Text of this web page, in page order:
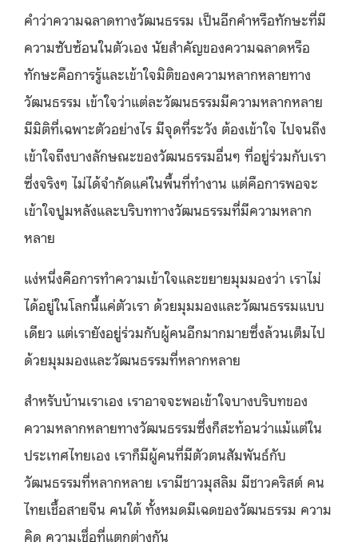
คำว่าความฉลาดทางวัฒนธรรม เป็นอีกคำหรือทักษะที่มี
ความซับซ้อนในตัวเอง นัยสำคัญของความฉลาดหรือ
ทักษะคือการรู้และเข้าใจมิติของความหลากหลายทาง
วัฒนธรรม เข้าใจว่าแต่ละวัฒนธรรมมีความหลากหลาย
มีมิติที่เฉพาะตัวอย่างไร มีจุดที่ระวัง ต้องเข้าใจ ไปจนถึง
เข้าใจถึงบางลักษณะของวัฒนธรรมอื่นๆ ที่อยู่ร่วมกับเรา
ซึ่งจริงๆ ไม่ได้จำกัดแค่ในพื้นที่ทำงาน แต่คือการพอจะ
เข้าใจปูมหลังและบริบททางวัฒนธรรมที่มีความหลาก
หลาย
แง่หนึ่งคือการทำความเข้าใจและขยายมุมมองว่า เราไม่
ได้อยู่ในโลกนี้แค่ตัวเรา ด้วยมุมมองและวัฒนธรรมแบบ
เดียว แต่เรายังอยู่ร่วมกับผู้คนอีกมากมายซึ่งล้วนเต็มไป
ด้วยมุมมองและวัฒนธรรมที่หลากหลาย
สำหรับบ้านเราเอง เราอาจจะพอเข้าใจบางบริบทของ
ความหลากหลายทางวัฒนธรรมซึ่งก็สะท้อนว่าแม้แต่ใน
ประเทศไทยเอง เราก็มีผู้คนที่มีตัวตนสัมพันธ์กับ
วัฒนธรรมที่หลากหลาย เรามีชาวมุสลิม มีชาวคริสต์ คน
ไทยเชื้อสายจีน คนใต้ ทั้งหมดมีเฉดของวัฒนธรรม ความ
คิด ความเชื่อที่แตกต่างกัน